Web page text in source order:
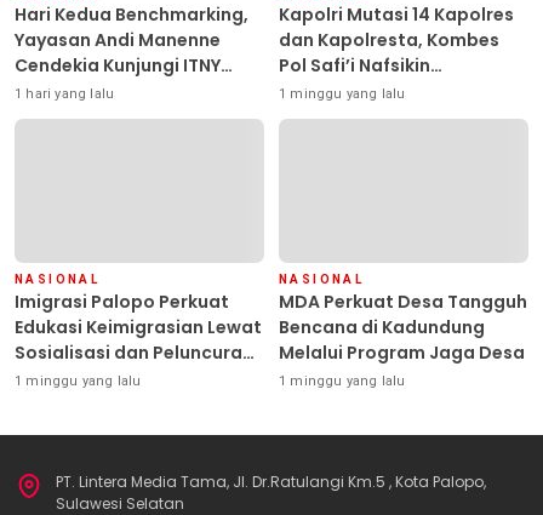
Hari Kedua Benchmarking,
Yayasan Andi Manenne
Cendekia Kunjungi ITNY
Yogyakarta
1 hari yang lalu
Kapolri Mutasi 14 Kapolres
dan Kapolresta, Kombes
Pol Safi’i Nafsikin
Mengemban Amanah
Pimpin Polresta Kendari
1 minggu yang lalu
NASIONAL
Imigrasi Palopo Perkuat
Edukasi Keimigrasian Lewat
Sosialisasi dan Peluncuran
Inovasi Chatbot “IT CHIKA”
1 minggu yang lalu
NASIONAL
MDA Perkuat Desa Tangguh
Bencana di Kadundung
Melalui Program Jaga Desa
1 minggu yang lalu
PT. Lintera Media Tama, Jl. Dr.Ratulangi Km.5 , Kota Palopo,
Sulawesi Selatan